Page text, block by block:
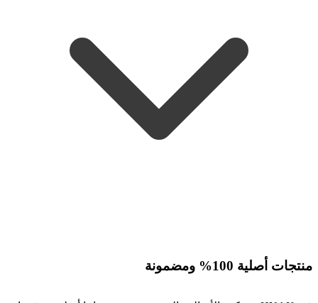
منتجات أصلية 100% ومضمونة